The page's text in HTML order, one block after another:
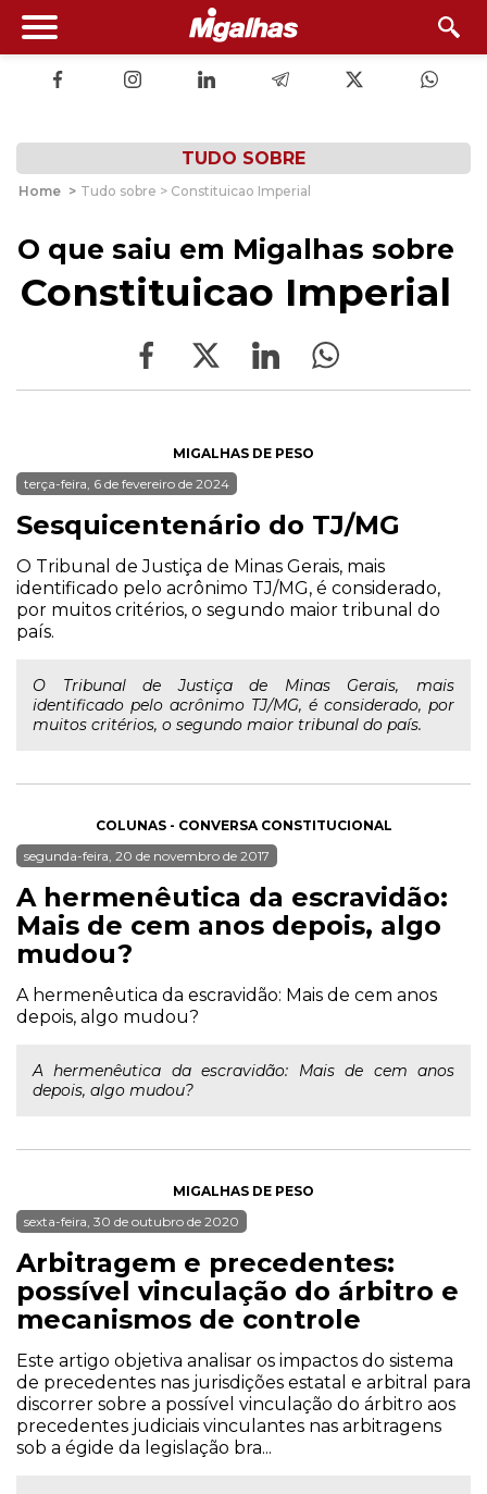
TUDO SOBRE
Home > Tudo sobre > Constituicao Imperial
O que saiu em Migalhas sobre
Constituicao Imperial
MIGALHAS DE PESO
terça-feira, 6 de fevereiro de 2024
Sesquicentenário do TJ/MG
O Tribunal de Justiça de Minas Gerais, mais
identificado pelo acrônimo TJ/MG, é considerado,
por muitos critérios, o segundo maior tribunal do
país.
O Tribunal de Justiça de Minas Gerais, mais
identificado pelo acrônimo TJ/MG, é considerado, por
muitos critérios, o segundo maior tribunal do país.
COLUNAS - CONVERSA CONSTITUCIONAL
segunda-feira, 20 de novembro de 2017
A hermenêutica da escravidão:
Mais de cem anos depois, algo
mudou?
A hermenêutica da escravidão: Mais de cem anos
depois, algo mudou?
A hermenêutica da escravidão: Mais de cem anos
depois, algo mudou?
MIGALHAS DE PESO
sexta-feira, 30 de outubro de 2020
Arbitragem e precedentes:
possível vinculação do árbitro e
mecanismos de controle
Este artigo objetiva analisar os impactos do sistema
de precedentes nas jurisdições estatal e arbitral para
discorrer sobre a possível vinculação do árbitro aos
precedentes judiciais vinculantes nas arbitragens
sob a égide da legislação bra...